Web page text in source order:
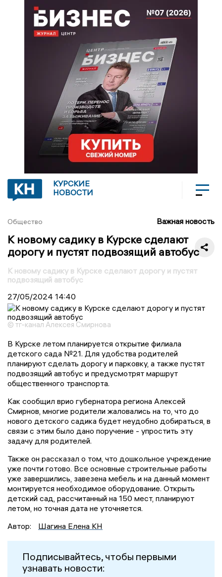
КУРСКИЕ
НОВОСТИ
Общество Важная новость
К новому садику в Курске сделают
дорогу и пустят подвозящий автобус
К новому садику в Курске сделают дорогу и пустят
подвозящий автобус
27/05/2024 14:40
© тг-канал Алексея Смирнова
В Курске летом планируется открытие филиала
детского сада №21. Для удобства родителей
планируют сделать дорогу и парковку, а также пустят
подвозящий автобус и предусмотрят маршрут
общественного транспорта.
Как сообщил врио губернатора региона Алексей
Смирнов, многие родители жаловались на то, что до
нового детского садика будет неудобно добираться, в
связи с этим было дано поручение - упростить эту
задачу для родителей.
Также он рассказал о том, что дошкольное учреждение
уже почти готово. Все основные строительные работы
уже завершились, завезена мебель и на данный момент
монтируется необходимое оборудование. Открыть
детский сад, рассчитанный на 150 мест, планируют
летом, но точная дата не уточняется.
Автор:
Шагина Елена КН
Подписывайтесь, чтобы первыми
узнавать новости: